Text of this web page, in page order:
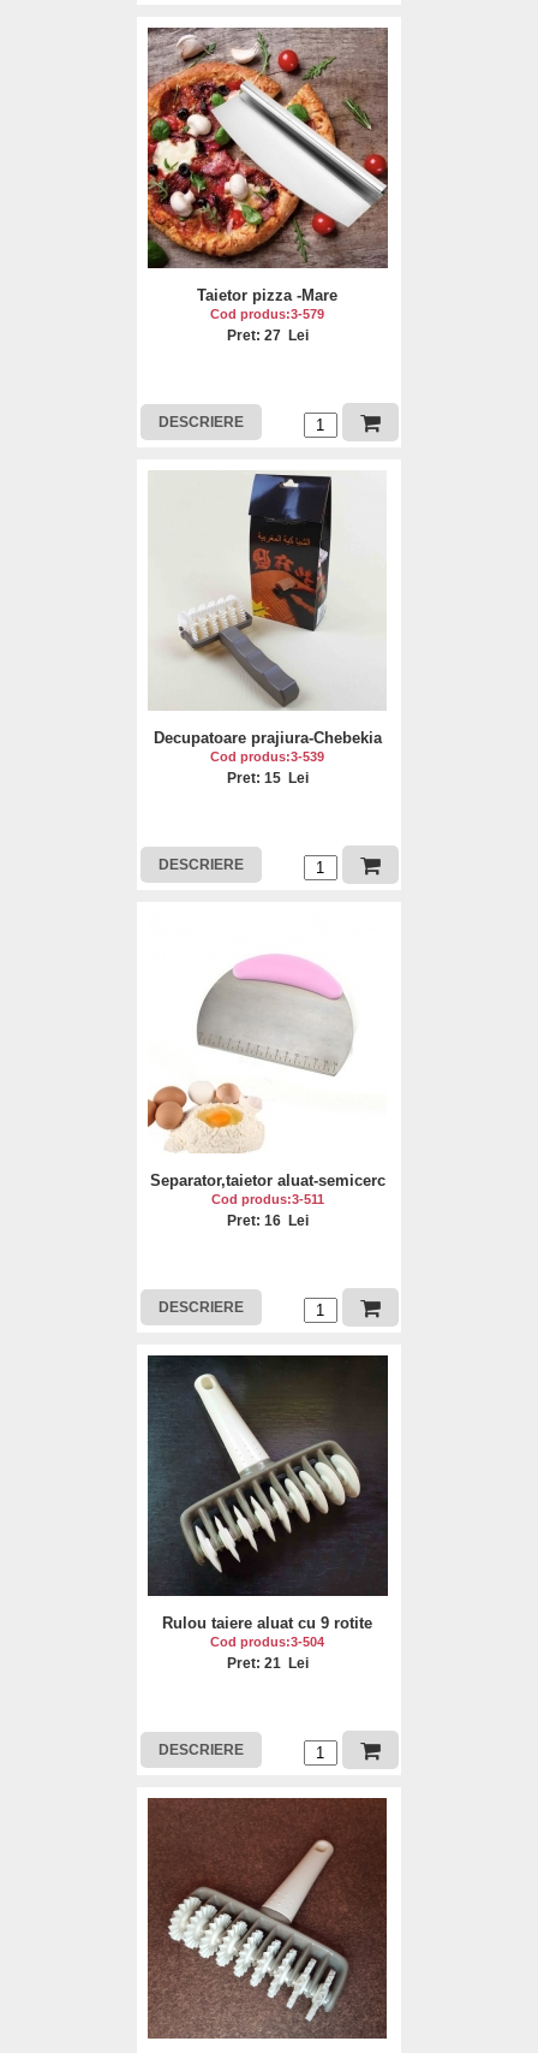
Taietor pizza -Mare
Cod produs:3-579
Pret: 27 Lei
DESCRIERE
Decupatoare prajiura-Chebekia
Cod produs:3-539
Pret: 15 Lei
DESCRIERE
Separator,taietor aluat-semicerc
Cod produs:3-511
Pret: 16 Lei
DESCRIERE
Rulou taiere aluat cu 9 rotite
Cod produs:3-504
Pret: 21 Lei
DESCRIERE